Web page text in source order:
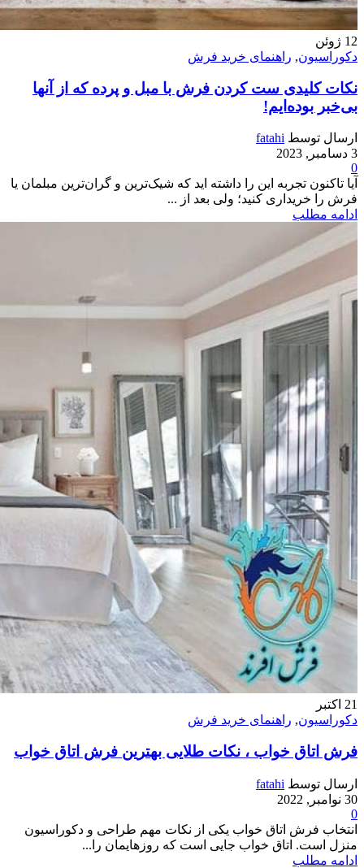
12 ژوئن
دکوراسیون, راهنمای خرید فرش
نکات کلیدی ست کردن فرش با مبل و پرده که از آنها
بی‌خبر بوده‌ایم!
ارسال توسط fatahi
3 دسامبر, 2023
0
آیا تاکنون تجربه این را داشته اید که شیک‌ترین و گران‌ترین مبلمان یا
فرش را خریداری کنید؛ ولی بعد از ...
ادامه مطلب
21 اکتبر
دکوراسیون, راهنمای خرید فرش
فرش اتاق خواب ، نکات طلایی بهترین فرش اتاق خواب
ارسال توسط fatahi
30 نوامبر, 2022
0
انتخاب فرش اتاق‌ خواب یکی از نکات مهم طراحی و دکوراسیون
منزل است. اتاق خواب جایی است که روزهایمان را...
ادامه مطلب